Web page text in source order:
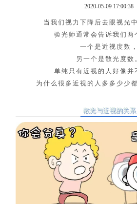
2020-05-09 17:00:38
当我们视力下降后去眼视光
验光师通常会告诉我们两
一个是近视度数，
另一个是散光度数
单纯只有近视的人好像并
为什么很多近视的人多多少少
散光与近视的关系